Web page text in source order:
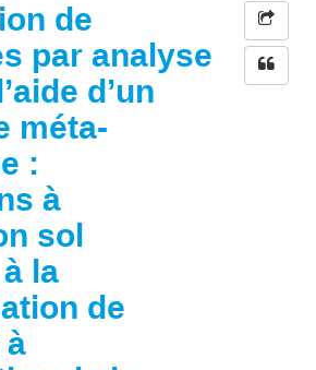
de
par analyse
d’un
méta-
:
à
sol
la
de
à